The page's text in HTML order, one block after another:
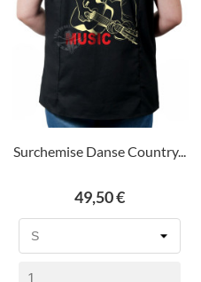
Surchemise Danse Country...
Prix
49,50 €